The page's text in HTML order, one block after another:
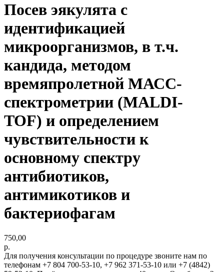
Посев эякулята с
идентификацией
микроорганизмов, в т.ч.
кандида, методом
времяпролетной МАСС-
спектрометрии (MALDI-
TOF) и определением
чувствительности к
основному спектру
антибиотиков,
антимикотиков и
бактериофагам
750,00
р.
Для получения консультации по процедуре звоните нам по
телефонам +7 804 700-53-10, +7 962 371-53-10 или +7 (4842)